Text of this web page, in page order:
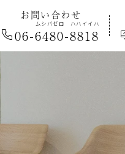
お問い合わせ
06-6480
ムシバゼロ
-8818
ハハイイハ